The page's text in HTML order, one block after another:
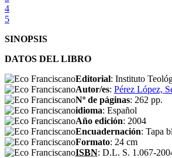
4
5
SINOPSIS
DATOS DEL LIBRO
Editorial: Instituto
Autor/es: Pérez López,
Nº de páginas: 262 pp.
idioma: Español
Año edición: 2004
Encuadernación: Tapa
Formato: 24 cm
ISBN: D.L. S. 1.067-